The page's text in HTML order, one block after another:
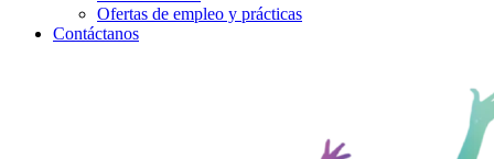
Ofertas de empleo y prácticas
Contáctanos